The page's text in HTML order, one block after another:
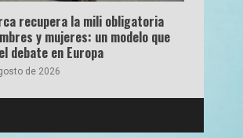
recupera la mili obligatoria
y mujeres: un modelo que
debate en Europa
de 2026